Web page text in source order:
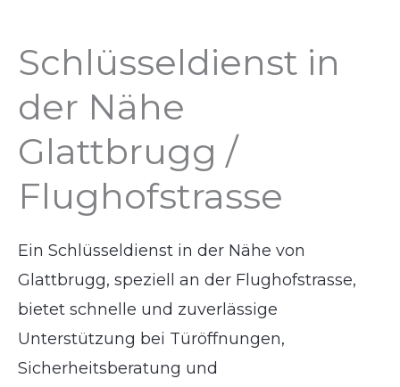
Schlüsseldienst in
der Nähe
Glattbrugg /
Flughofstrasse
Ein Schlüsseldienst in der Nähe von
Glattbrugg, speziell an der Flughofstrasse,
bietet schnelle und zuverlässige
Unterstützung bei Türöffnungen,
Sicherheitsberatung und